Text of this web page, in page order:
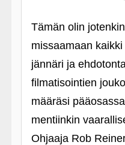
Tämän olin
missaamaan
jännäri ja
filmatisointien
määräsi
mentiinkin
Ohjaaja Rob